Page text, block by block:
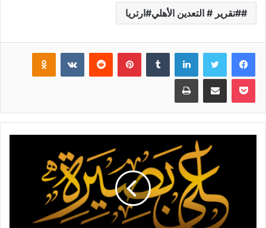
#تقرير # التعدين الأهلي#ارتريا
فيسبوك لينكدإن بينتيريست
بوكيت